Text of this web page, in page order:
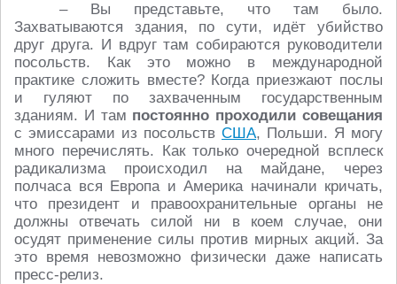
– Вы представьте, что там было.
Захватываются здания, по сути, идёт убийство
друг друга. И вдруг там собираются руководители
посольств. Как это можно в международной
практике сложить вместе? Когда приезжают послы
и гуляют по захваченным государственным
зданиям. И там постоянно проходили совещания
с эмиссарами из посольств США, Польши. Я могу
много перечислять. Как только очередной всплеск
радикализма происходил на майдане, через
полчаса вся Европа и Америка начинали кричать,
что президент и правоохранительные органы не
должны отвечать силой ни в коем случае, они
осудят применение силы против мирных акций. За
это время невозможно физически даже написать
пресс-релиз.